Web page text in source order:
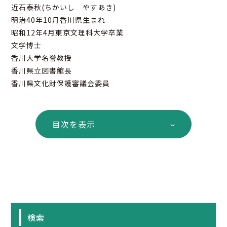
近石泰秋(ちかいし やすあき)
明治40年10月香川県生まれ
昭和12年4月東京文理科大学卒業
文学博士
香川大学名誉教授
香川県立図書館長
香川県文化財保護審議会委員
目次を表示
検索